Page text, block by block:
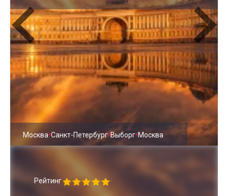
Москва•Санкт-Петербург•Выборг•Москва
Рейтинг